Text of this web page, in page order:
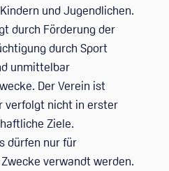
und Jugendlichen.
durch Förderung der
durch Sport
unmittelbar
Der Verein ist
verfolgt nicht in erster
Ziele.
dürfen nur für
verwandt werden.